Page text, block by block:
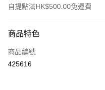
自提點滿HK$500.00免運費
信用卡
AlipayHK
商品特色
商品編號
425616